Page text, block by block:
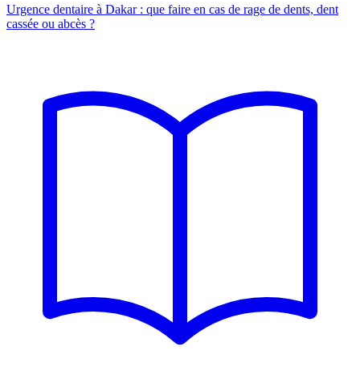
Urgence dentaire à Dakar : que faire en cas de rage de dents, dent
cassée ou abcès ?